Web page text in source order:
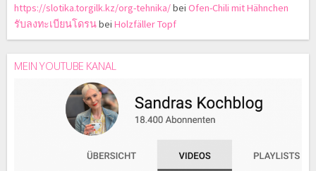
https://slotika.torgilk.kz/org-tehnika/bei Ofen-Chili mit Hähnchen
รับลงทะเบียนโดรนbei Holzfäller Topf
MEIN YOUTUBE KANAL